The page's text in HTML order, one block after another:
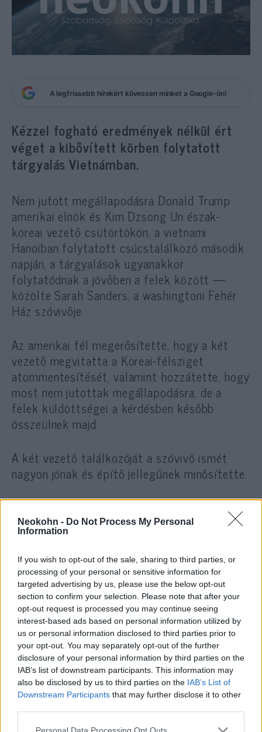
Neokohn - Do Not Process My Personal
Information
If you wish to opt-out of the sale, sharing to third parties, or
processing of your personal or sensitive information for
targeted advertising by us, please use the below opt-out
section to confirm your selection. Please note that after your
opt-out request is processed you may continue seeing
interest-based ads based on personal information utilized by
us or personal information disclosed to third parties prior to
your opt-out. You may separately opt-out of the further
disclosure of your personal information by third parties on the
IAB’s list of downstream participants. This information may
also be disclosed by us to third parties on the IAB’s List of
Downstream Participants that may further disclose it to other
Please note that this website/app uses one or more Google
Personal Data Processing Opt Outs
A legfrissebb hírekért kövessen minket a Google-ön!
Kézzel fogható eredmények nélkül ért
véget a kibővített körben folytatott
tárgyalás Vietnámban.
Nem jutott megállapodásra Donald Trump
amerikai elnök és Kim Dzsong Un észak-
koreai vezető csütörtökön, a vietnami
Hanoiban folytatott csúcstalálkozó második
napján, a tárgyalások ugyanakkor
folytatódnak a jövőben a felek között —
közölte Sarah Sanders, a washingtoni Fehér
Ház szóvivője.
Az amerikai fél megerősítette, hogy a két
vezető megvitatta a Koreai-félsziget
atommentesítését, valamint hozzátette, hogy
most nem jutottak megállapodásra, de a
felek küldöttségei a kérdésben később
összeülnek majd.
A két vezető találkozóját a szóvivő ismét
nagyon jónak és építő jellegűnek minősítette.
Trump és Kim Dzsong Un a tervezettnél jóval
korábban elhagyta a tárgyalások színhelyéül
szolgáló szállodát a vietnami fővárosban –
írta az MTI. Eredetileg egy közös aláírási
ceremóniát is terveztek a munkaebéd után, de
erre nem került sor.
Ahogy korábbicikkünkbenírtunk róla, Donald
Trump a találkozó előtt barátjának nevezte
Kim Dzsong Un észak-koreai vezetőt egy
Twitter-bejegyzésében. Továbbá reményeinek
hangot adva hozzátette, hogy hatalmas
lehetőség előtt áll Észak-Korea, ha
végrehajtja a nukleáris leszerelést a jövőben.